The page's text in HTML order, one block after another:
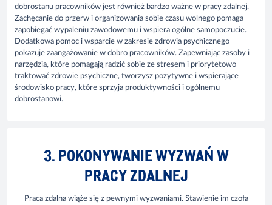
dobrostanu pracowników jest również bardzo ważne w pracy zdalnej.
Zachęcanie do przerw i organizowania sobie czasu wolnego pomaga
zapobiegać wypaleniu zawodowemu i wspiera ogólne samopoczucie.
Dodatkowa pomoc i wsparcie w zakresie zdrowia psychicznego
pokazuje zaangażowanie w dobro pracowników. Zapewniając zasoby i
narzędzia, które pomagają radzić sobie ze stresem i priorytetowo
traktować zdrowie psychiczne, tworzysz pozytywne i wspierające
środowisko pracy, które sprzyja produktywności i ogólnemu
dobrostanowi.
3. POKONYWANIE WYZWAŃ W
PRACY ZDALNEJ
Praca zdalna wiąże się z pewnymi wyzwaniami. Stawienie im czoła